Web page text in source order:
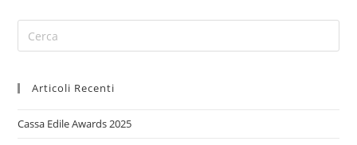
Articoli Recenti
Cassa Edile Awards 2025